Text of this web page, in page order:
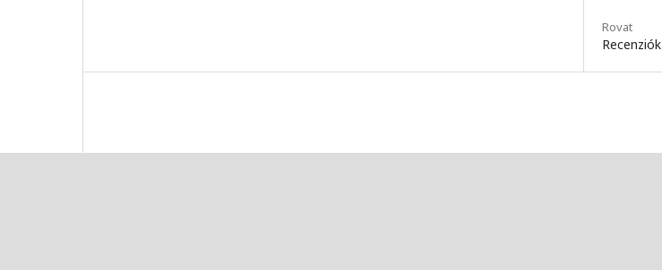
Rovat
Recenziók